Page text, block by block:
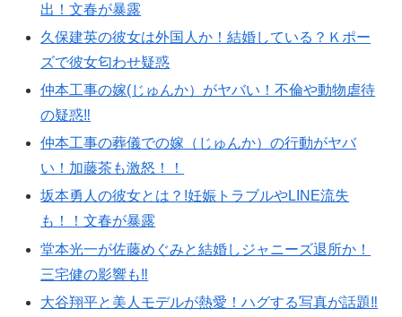
出！文春が暴露
久保建英の彼女は外国人か！結婚している？Ｋポー
ズで彼女匂わせ疑惑
仲本工事の嫁(じゅんか）がヤバい！不倫や動物虐待
の疑惑‼︎
仲本工事の葬儀での嫁（じゅんか）の行動がヤバ
い！加藤茶も激怒！！
坂本勇人の彼女とは？!妊娠トラブルやLINE流失
も！！文春が暴露
堂本光一が佐藤めぐみと結婚しジャニーズ退所か！
三宅健の影響も‼︎
大谷翔平と美人モデルが熱愛！ハグする写真が話題‼︎